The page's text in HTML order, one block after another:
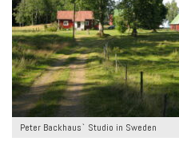
Peter Backhaus` Studio in Sweden